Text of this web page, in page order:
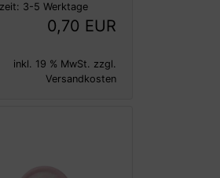
3-5 Werktage
0,70 EUR
inkl. 19 % MwSt. zzgl.
Versandkosten